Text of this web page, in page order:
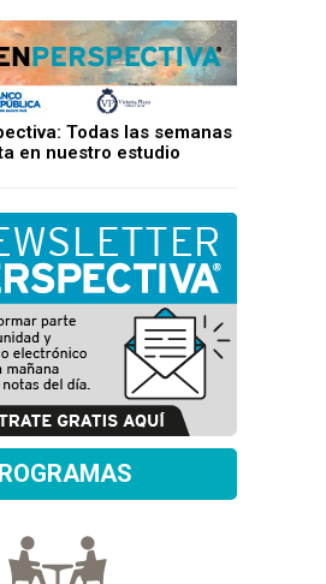
Todas las semanas
en nuestro estudio